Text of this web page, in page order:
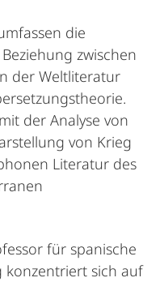
die
zwischen
der Weltliteratur
der Analyse von
von Krieg
Literatur des
für spanische
konzentriert sich auf